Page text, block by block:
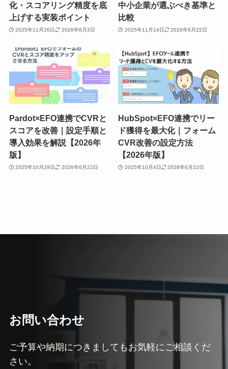
化・スコアリング精度を底
上げする実装ポイント
2025年11月26日 2026年6月3日
中小企業が選ぶべき基準と
比較
2025年11月14日 2026年6月22日
Pardot×EFO連携でCVRと
スコアを改善｜設定手順と
導入効果を解説【2026年
版】
2025年10月29日 2026年6月22日
HubSpot×EFO連携でリー
ド獲得を最大化｜フォーム
CVR改善の設定方法
【2026年版】
2025年10月4日 2026年6月22日
お問い合わせ
ご予算や納期につきましてもお気軽にご相談くだ
さい。